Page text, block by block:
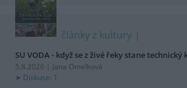
články z kultury
SU VODA - když se z živé řeky stane
5.8.2026 | Jana Omelková
Diskuse: 1